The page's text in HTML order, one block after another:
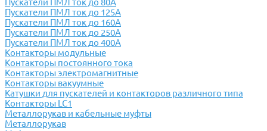
Пускатели ПМЛ ток до 80А
Пускатели ПМЛ ток до 125А
Пускатели ПМЛ ток до 160А
Пускатели ПМЛ ток до 250А
Пускатели ПМЛ ток до 400А
Контакторы модульные
Контакторы постоянного тока
Контакторы электромагнитные
Контакторы вакуумные
Катушки для пускателей и контакторов различного типа
Контакторы LC1
Металлорукав и кабельные муфты
Металлорукав